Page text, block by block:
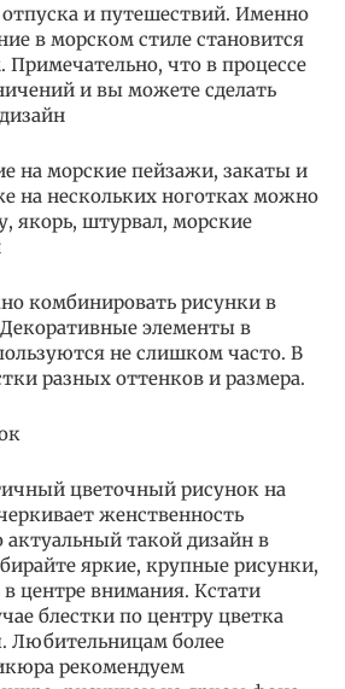
и путешествий. Именно
в морском стиле становится
что в процессе
и вы можете сделать
на морские пейзажи, закаты и
на нескольких ноготках можно
якорь, штурвал, морские
комбинировать рисунки в
элементы в
не слишком часто. В
разных оттенков и размера.
цветочный рисунок на
женственность
актуальный такой дизайн в
яркие, крупные рисунки,
центре внимания. Кстати
блестки по центру цветка
Любительницам более
рекомендуем